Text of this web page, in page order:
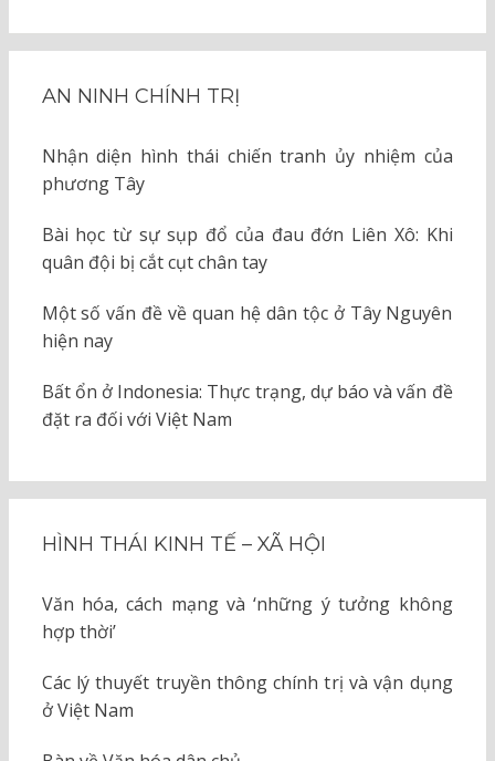
AN NINH CHÍNH TRỊ
Nhận diện hình thái chiến tranh ủy nhiệm của
phương Tây
Bài học từ sự sụp đổ của đau đớn Liên Xô: Khi
quân đội bị cắt cụt chân tay
Một số vấn đề về quan hệ dân tộc ở Tây Nguyên
hiện nay
Bất ổn ở Indonesia: Thực trạng, dự báo và vấn đề
đặt ra đối với Việt Nam
HÌNH THÁI KINH TẾ – XÃ HỘI
Văn hóa, cách mạng và ‘những ý tưởng không
hợp thời’
Các lý thuyết truyền thông chính trị và vận dụng
ở Việt Nam